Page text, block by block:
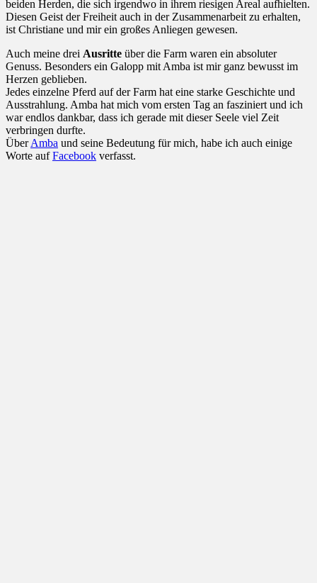
beiden Herden, die sich irgendwo in ihrem riesigen Areal aufhielten.
Diesen Geist der Freiheit auch in der Zusammenarbeit zu erhalten,
ist Christiane und mir ein großes Anliegen gewesen.
Auch meine drei Ausritte über die Farm waren ein absoluter
Genuss. Besonders ein Galopp mit Amba ist mir ganz bewusst im
Herzen geblieben.
Jedes einzelne Pferd auf der Farm hat eine starke Geschichte und
Ausstrahlung. Amba hat mich vom ersten Tag an fasziniert und ich
war endlos dankbar, dass ich gerade mit dieser Seele viel Zeit
verbringen durfte.
ÜberAmba und seine Bedeutung für mich, habe ich auch einige
Worte aufFacebook verfasst.